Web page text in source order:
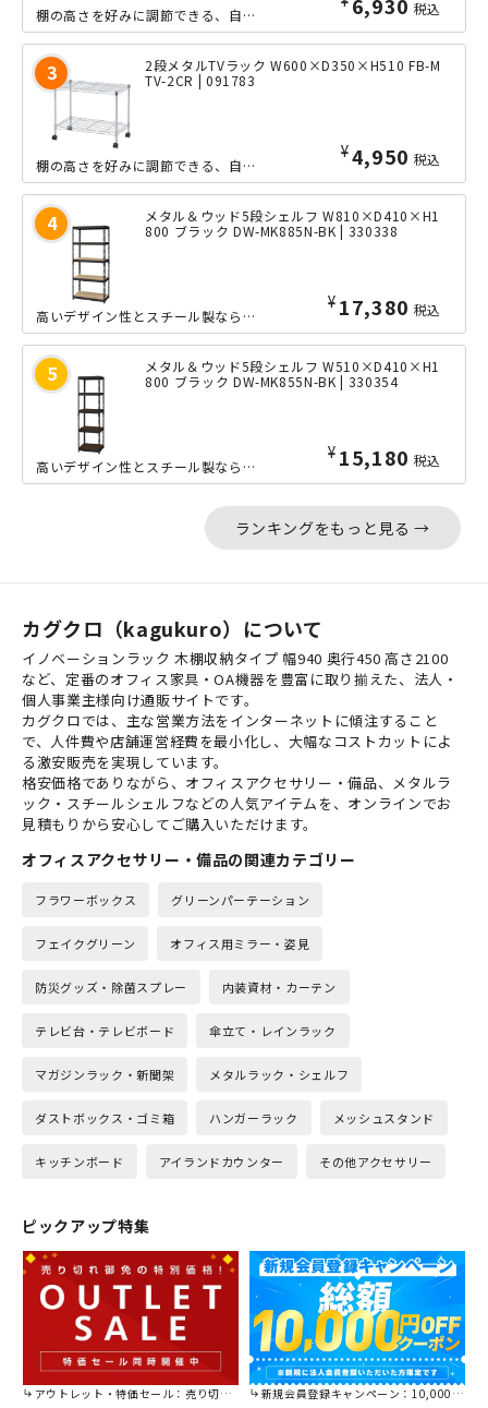
税込
棚の高さを好みに調節できる、自由度の高いシンプルな3段メタルTVラックです。キャ...
2段メタルTVラック W600×D350×H510 FB-M
TV-2CR | 091783
¥4,950 税込
棚の高さを好みに調節できる、自由度の高いシンプルな2段メタルTVラックです。キャ...
メタル＆ウッド5段シェルフ W810×D410×H1
800 ブラック DW-MK885N-BK | 330338
¥ 17,380 税込
高いデザイン性とスチール製ならではの耐久力を両立した、ワイドなW810mmサイズ...
メタル＆ウッド5段シェルフ W510×D410×H1
800 ブラック DW-MK855N-BK | 330354
¥ 15,180 税込
高いデザイン性とスチール製ならではの耐久力を両立した、コンパクトなW510mmサ...
ランキングをもっと見る →
カグクロ（kagukuro）について
イノベーションラック 木棚収納タイプ 幅940 奥行450 高さ2100
など、定番のオフィス家具・OA機器を豊富に取り揃えた、法人・
個人事業主様向け通販サイトです。
カグクロでは、主な営業方法をインターネットに傾注すること
で、人件費や店舗運営経費を最小化し、大幅なコストカットによ
る激安販売を実現しています。
格安価格でありながら、オフィスアクセサリー・備品、メタルラ
ック・スチールシェルフなどの人気アイテムを、オンラインでお
見積もりから安心してご購入いただけます。
オフィスアクセサリー・備品の関連カテゴリー
フラワーボックス グリーンパーテーション
フェイクグリーン オフィス用ミラー・姿見
防災グッズ・除菌スプレー 内装資材・カーテン
テレビ台・テレビボード 傘立て・レインラック
マガジンラック・新聞架 メタルラック・シェルフ
ダストボックス・ゴミ箱 ハンガーラック メッシュスタンド
キッチンボード アイランドカウンター その他アクセサリー
ピックアップ特集
アウトレット・特価セール：売り切れ御免の特別価格！ 新規会員登録キャンペーン：10,000円OFFクーポン進呈中！